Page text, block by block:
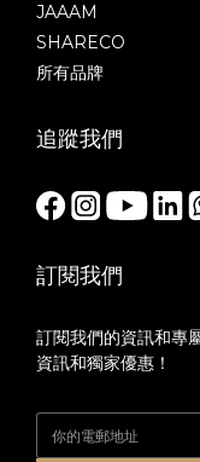
JAAAM
SHARECO
所有品牌
追蹤我們
訂閱我們
訂閱我們的資訊和專
資訊和獨家優惠！